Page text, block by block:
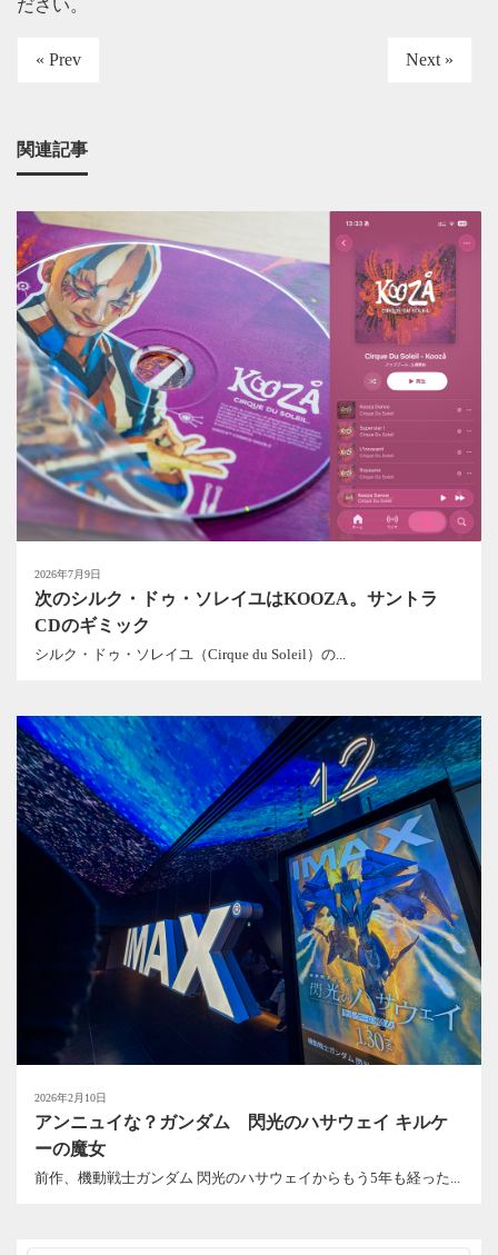
ださい。
« Prev Next »
関連記事
2026年7月9日
次のシルク・ドゥ・ソレイユはKOOZA。サントラ
CDのギミック
シルク・ドゥ・ソレイユ（Cirque du Soleil）の...
2026年2月10日
アンニュイな？ガンダム 閃光のハサウェイ キルケ
ーの魔女
前作、機動戦士ガンダム 閃光のハサウェイからもう5年も経った...